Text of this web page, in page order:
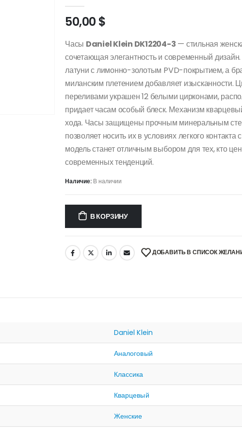
50,00 $
Часы Daniel Klein DK12204-3 — стильная
сочетающая элегантность и современный дизайн.
латуни с лимонно-золотым PVD-покрытием, а
миланским плетением добавляет изысканности.
переливами украшен 12 белыми цирконами,
придает часам особый блеск. Механизм
хода. Часы защищены прочным минеральным
позволяет носить их в условиях легкого
модель станет отличным выбором для тех, кто
современных тенденций.
Наличие: В наличии
В КОРЗИНУ
ДОБАВИТЬ В СПИСОК
Daniel Klein
Аналоговый
Классика
Кварцевый
Женские